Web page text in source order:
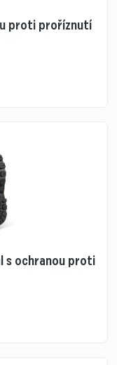
proti proříznutí
s ochranou proti